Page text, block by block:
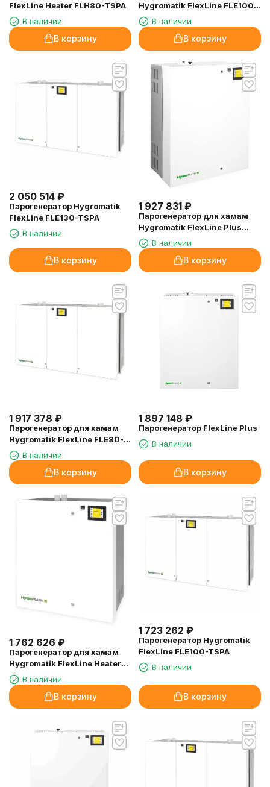
FlexLine Heater FLH80-TSPA
В наличии
В корзину
Hygromatik FlexLine FLE100-
TSPA, 78.4 кВт
В наличии
В корзину
2 050 514 ₽
Парогенератор Hygromatik
FlexLine FLE130-TSPA
В наличии
В корзину
1 927 831 ₽
Парогенератор для хамам
Hygromatik FlexLine Plus
FLP50-TSPA, 40.7 кВт
В наличии
В корзину
1 917 378 ₽
Парогенератор для хамам
Hygromatik FlexLine FLE80-
TSPA, 62.6 кВт
В наличии
В корзину
1 897 148 ₽
Парогенератор FlexLine Plus
В наличии
В корзину
1 762 626 ₽
Парогенератор для хамам
Hygromatik FlexLine Heater
FLH50-TSPA, 40.7 кВт
В наличии
В корзину
1 723 262 ₽
Парогенератор Hygromatik
FlexLine FLE100-TSPA
В наличии
В корзину